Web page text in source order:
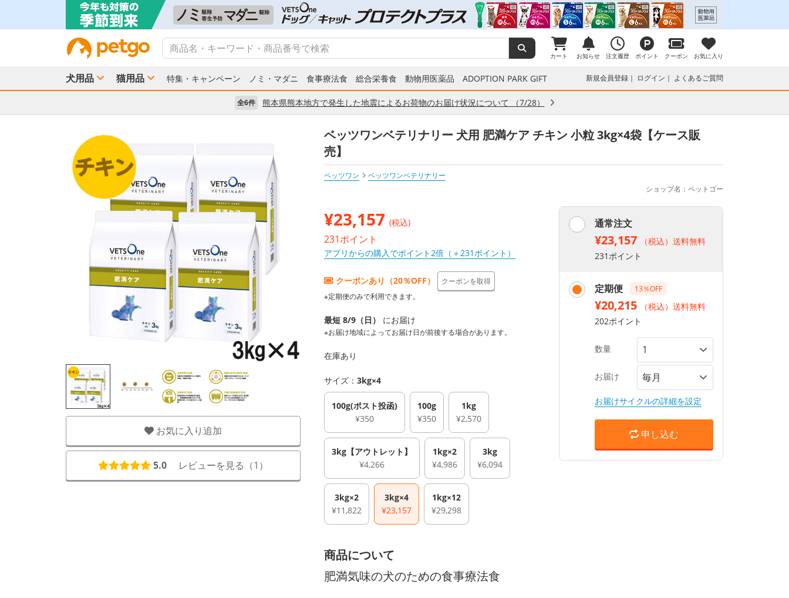
カート お知らせ 注文履歴 ポイント クーポン お気に入り
犬用品 猫用品 特集・キャンペーン ノミ・マダニ 食事療法食 総合栄養食 動物用医薬品 ADOPTION PARK GIFT 新規会員登録 ログイン よくあるご質問
全6件 熊本県熊本地方で発生した地震によるお荷物のお届け状況について （7/28）
お気に入り追加
5.0 レビューを見る（1 ）
ベッツワンベテリナリー 犬用 肥満ケア チキン 小粒 3kg×4袋【ケース販
売】
ベッツワン
ベッツワンベテリナリー
ショップ名：ペットゴー
¥23,157 (税込)
231ポイント
アプリからの購入でポイント2倍（＋231ポイント）
クーポンあり（20％OFF）
クーポンを取得
※定期便のみで利用できます。
最短 8/9（日） にお届け
※お届け地域によってお届け日が前後する場合があります。
在庫あり
サイズ： 3kg×4
100g(ポスト投函)
¥350
100g
¥350
1kg
¥2,570
3kg【アウトレット】
¥4,266
1kg×2
¥4,986
3kg
¥6,094
3kg×2
¥11,822
3kg×4
¥23,157
1kg×12
¥29,298
通常注文
¥23,157
（税込）送料無料
231ポイント
定期便 13％OFF
¥20,215
（税込）送料無料
202ポイント
数量
お届け
お届けサイクルの詳細を設定
申し込む
商品について
肥満気味の犬のための食事療法食